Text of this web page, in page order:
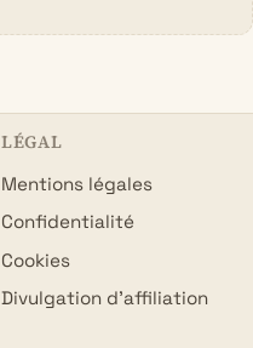
LÉGAL
Mentions légales
Confidentialité
Cookies
Divulgation d’affiliation